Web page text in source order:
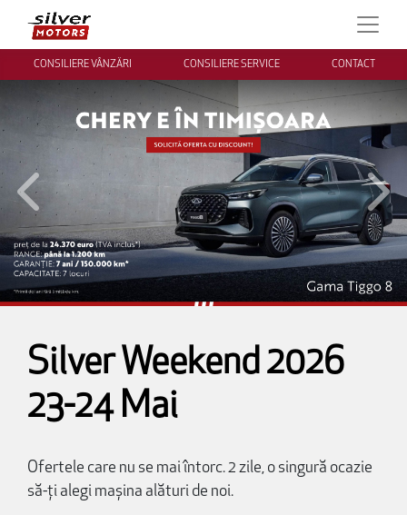
CONSILIERE VÂNZĂRI CONSILIERE SERVICE CONTACT
Inapoi
Silver Weekend 2026
23-24 Mai
Ofertele care nu se mai întorc. 2 zile, o singură ocazie
să-ți alegi mașina alături de noi.